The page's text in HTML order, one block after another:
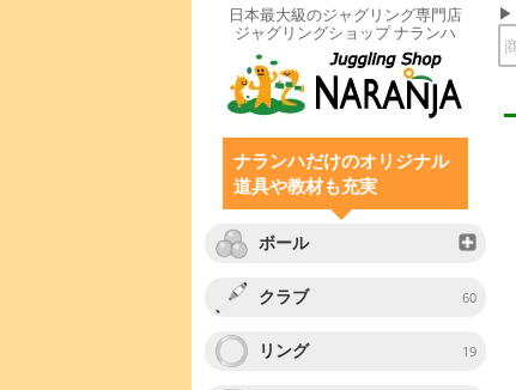
日本最大級のジャグリング専門店
ジャグリングショップ ナランハ
ナランハだけのオリジナル
道具や教材も充実
ボール
クラブ 60
リング 19